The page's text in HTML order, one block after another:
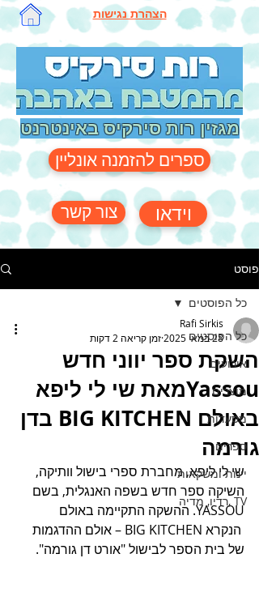
הצהרת נגישות
מגזין רות סירקיס באינטרנט
ספרים להזמנה אונליין
צור קשר וידאו
פוסט
כל הפוסטים
אירועים
מוצרים
מסעדות
ספרים
יינות ומשקאות
TV ,רדיו, מדיה
כל הפוסטים
השקת ספר יווני חדש
Yassouמאת שי לי ליפא
באולם BIG KITCHEN בדן
גורמה
Rafi Sirkis
28 במאי 2025
זמן קריאה 2 דקות
שי לי ליפא, מחברת ספרי בישול וותיקה,
השיקה ספר חדש בשפה האנגלית, בשם
YASSOU. ההשקה התקיימה באולם
הנקרא BIG KITCHEN – אולם ההדגמות
של בית הספר לבישול "אורט דן גורמה".